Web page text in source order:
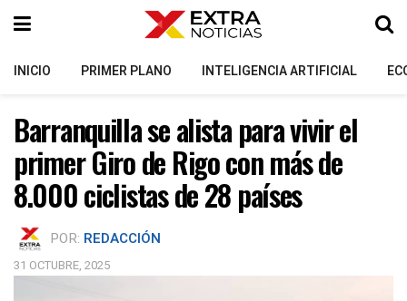
INICIO PRIMER PLANO INTELIGENCIA ARTIFICIAL
Barranquilla se alista para vivir el
primer Giro de Rigo con más de
8.000 ciclistas de 28 países
POR: REDACCIÓN
31 OCTUBRE, 2025